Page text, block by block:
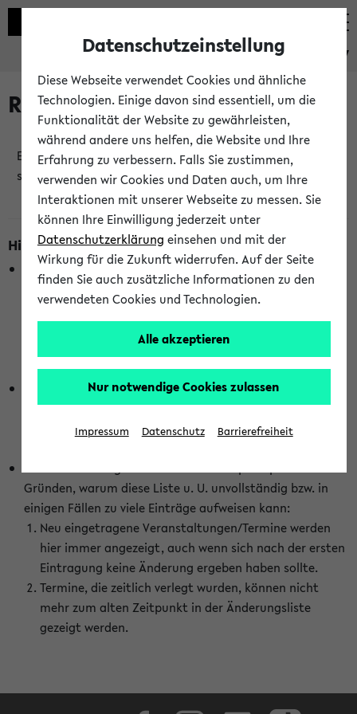
eKVV
Raumänderungen
Es wurden keine Raumänderungen an jetzt
stattfindenden Veranstaltungen gefunden!
Hinweise zur Liste der Raumänderungen
In dieser Liste werden nur Veranstaltungstermine
berücksichtigt, die gerade oder innerhalb der nächsten 2
Stunden stattfinden. Berücksichtigt werden nur Termine,
wurden. Die Anzeige ist semesterübergreifend und nicht
abhängig vom im eKVV gewählten Semester.
Die hier gezeigte Liste von Raumänderungen kann nur
vollständig sein, wenn den Fakultäten von den Lehrenden
die Änderungen zeitnah mitgeteilt und diese Änderungen
Gründen, warum diese Liste u. U. unvollständig bzw. in
einigen Fällen zu viele Einträge aufweisen kann:
Neu eingetragene Veranstaltungen/Termine werden
hier immer angezeigt, auch wenn sich nach der ersten
Eintragung keine Änderung ergeben haben sollte.
Termine, die zeitlich verlegt wurden, können nicht
mehr zum alten Zeitpunkt in der Änderungsliste
gezeigt werden.
Datenschutzeinstellung
Diese Webseite verwendet Cookies und ähnliche
Technologien. Einige davon sind essentiell, um die
Funktionalität der Website zu gewährleisten,
während andere uns helfen, die Website und Ihre
Erfahrung zu verbessern. Falls Sie zustimmen,
verwenden wir Cookies und Daten auch, um Ihre
Interaktionen mit unserer Webseite zu messen. Sie
können Ihre Einwilligung jederzeit unter
Datenschutzerklärung einsehen und mit der
Wirkung für die Zukunft widerrufen. Auf der Seite
finden Sie auch zusätzliche Informationen zu den
verwendeten Cookies und Technologien.
Alle akzeptieren
Nur notwendige Cookies zulassen
Impressum Datenschutz Barrierefreiheit